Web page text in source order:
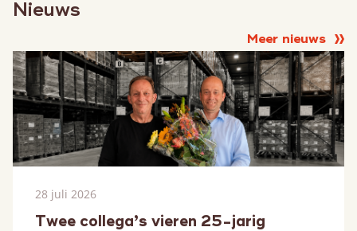
Nieuws
Meer nieuws
28 juli 2026
Twee collega’s vieren 25-jarig